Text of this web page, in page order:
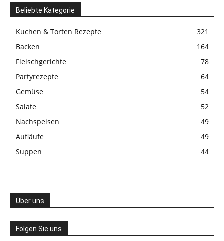
Beliebte Kategorie
Kuchen & Torten Rezepte
321
Backen
164
Fleischgerichte
78
Partyrezepte
64
Gemüse
54
Salate
52
Nachspeisen
49
Aufläufe
49
Suppen
44
Über uns
Folgen Sie uns